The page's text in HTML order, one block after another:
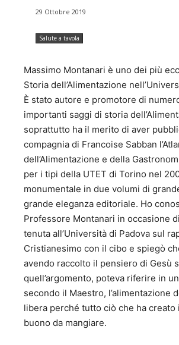
29 Ottobre 2019
Salute a tavola
Massimo Montanari è uno dei più
Storia dell’Alimentazione
È stato autore e promotore di
importanti saggi di storia
soprattutto ha il merito di aver
compagnia di Francoise Sabban
dell’Alimentazione e della
per i tipi della UTET di Torino nel
monumentale in due volumi di
grande eleganza editoriale. Ho
Professore Montanari in occasione
tenuta all’Università di Padova sul
Cristianesimo con il cibo e spiegò
avendo raccolto il pensiero di Gesù
quell’argomento, poteva riferire in
secondo il Maestro, l’alimentazione
libera perché tutto ciò che ha creato
buono da mangiare.